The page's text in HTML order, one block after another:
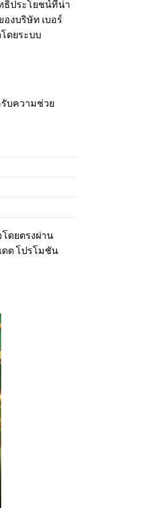
ธิประโยชน์ที่น่า
งบริษัท เบอร์
ดยระบบ
บความช่วย
ดยตรงผ่าน
ดต โปรโมชัน